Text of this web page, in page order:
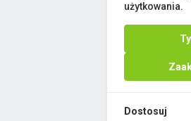
użytkowania.
Dostosuj